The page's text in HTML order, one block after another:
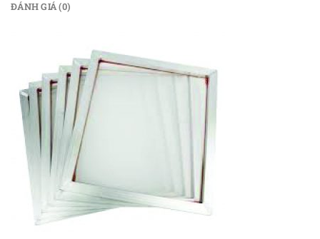
ĐÁNH GIÁ (0)